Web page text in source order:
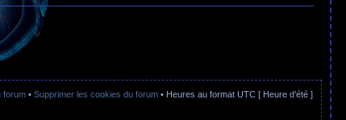
forum• Supprimer les cookies du forum• Heures au format UTC [ Heure d’été ]